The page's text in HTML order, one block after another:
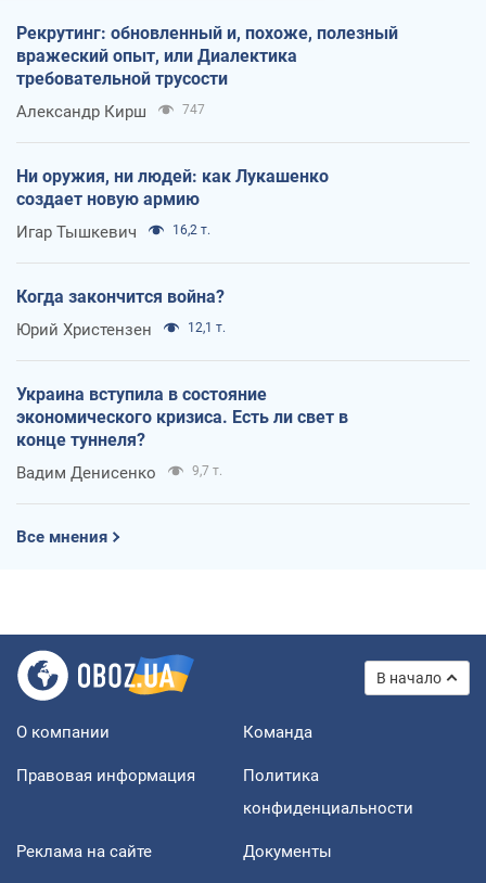
Рекрутинг: обновленный и, похоже, полезный
вражеский опыт, или Диалектика
требовательной трусости
Александр Кирш 747
Ни оружия, ни людей: как Лукашенко
создает новую армию
Игар Тышкевич 16,2 т.
Когда закончится война?
Юрий Христензен 12,1 т.
Украина вступила в состояние
экономического кризиса. Есть ли свет в
конце туннеля?
Вадим Денисенко 9,7 т.
Все мнения
В начало
О компании Команда
Правовая информация
Политика
конфиденциальности
Реклама на сайте Документы